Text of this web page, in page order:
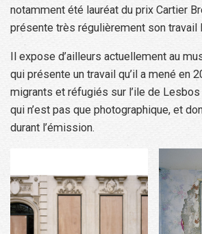
notamment été lauréat du prix Cartier
présente très régulièrement son travail
Il expose d’ailleurs actuellement au
qui présente un travail qu’il a mené en
migrants et réfugiés sur l’ile de Lesbos
qui n’est pas que photographique, et
durant l’émission.